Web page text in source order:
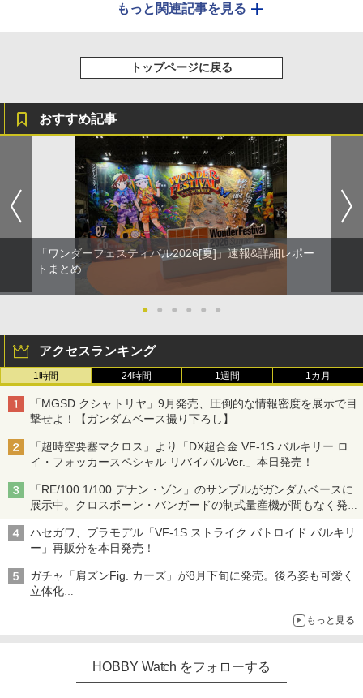
もっと関連記事を見る
トップページに戻る
おすすめ記事
「ワンダーフェスティバル2026[夏]」速報&詳細レポー
トまとめ
● ● ● ● ● ●
アクセスランキング
1時間 24時間 1週間 1カ月
「MGSD クシャトリヤ」9月発売、圧倒的な情報密度を展示で目
撃せよ！【ガンダムベース撮り下ろし】
「超時空要塞マクロス」より「DX超合金 VF-1S バルキリー ロ
イ・フォッカースペシャル リバイバルVer.」本日発売！
「RE/100 1/100 デナン・ゾン」のサンプルがガンダムベースに
展示中。クロスボーン・バンガードの制式量産機が間もなく発送
【ガンダムベース撮り下ろし】
ハセガワ、プラモデル「VF-1S ストライク バトロイド バルキリ
ー」再販分を本日発売！
ガチャ「肩ズンFig. カーズ」が8月下旬に発売。後ろ姿も可愛く
立体化
もっと見る
HOBBY Watch をフォローする